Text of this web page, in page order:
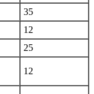
35
12
25
12